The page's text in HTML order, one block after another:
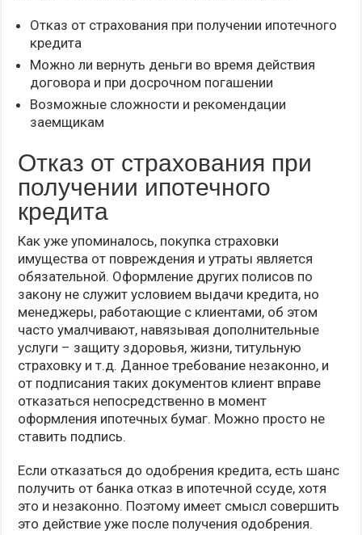
Отказ от страхования при получении ипотечного
кредита
Можно ли вернуть деньги во время действия
договора и при досрочном погашении
Возможные сложности и рекомендации
заемщикам
Отказ от страхования при
получении ипотечного
кредита
Как уже упоминалось, покупка страховки
имущества от повреждения и утраты является
обязательной. Оформление других полисов по
закону не служит условием выдачи кредита, но
менеджеры, работающие с клиентами, об этом
часто умалчивают, навязывая дополнительные
услуги – защиту здоровья, жизни, титульную
страховку и т.д. Данное требование незаконно, и
от подписания таких документов клиент вправе
отказаться непосредственно в момент
оформления ипотечных бумаг. Можно просто не
ставить подпись.
Если отказаться до одобрения кредита, есть шанс
получить от банка отказ в ипотечной ссуде, хотя
это и незаконно. Поэтому имеет смысл совершить
это действие уже после получения одобрения.